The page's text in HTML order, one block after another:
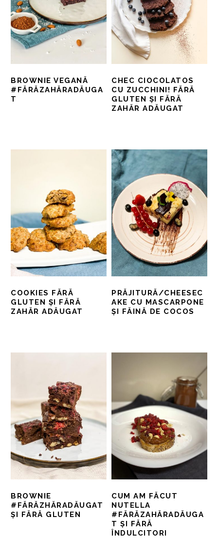
BROWNIE VEGANĂ
#FĂRĂZAHĂRADĂUGA
T
CHEC CIOCOLATOS
CU ZUCCHINI! FĂRĂ
GLUTEN ȘI FĂRĂ
ZAHĂR ADĂUGAT
COOKIES FĂRĂ
GLUTEN ȘI FĂRĂ
ZAHĂR ADĂUGAT
PRĂJITURĂ/CHEESEC
AKE CU MASCARPONE
ȘI FĂINĂ DE COCOS
BROWNIE
#FĂRĂZHĂRADĂUGAT
ȘI FĂRĂ GLUTEN
CUM AM FĂCUT
NUTELLA
#FĂRĂZAHĂRADĂUGA
T ȘI FĂRĂ
ÎNDULCITORI